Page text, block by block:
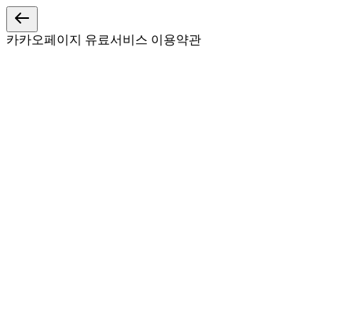
카카오페이지 유료서비스 이용약관